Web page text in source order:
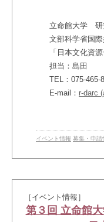
立命館大学 研
文部科学省国際
「日本文化資源
担当：島田
TEL：075-465-
E-mail： r-darc
イベント情報 募集・申請
［イベント情報］
第３回 立命館